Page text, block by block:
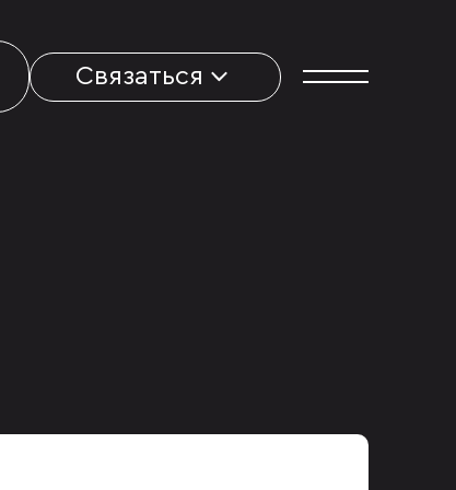
Связаться